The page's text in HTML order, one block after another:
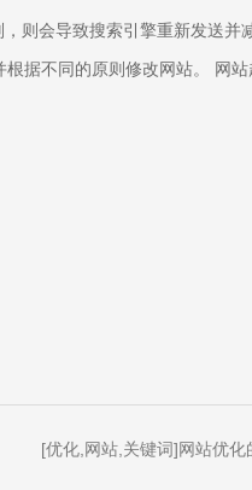
则会导致搜索引擎重新发送并
据不同的原则修改网站。 网
[优化,网站,关键词]网站优化